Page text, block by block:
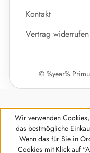
Kontakt
Vertrag widerrufen
© %year%
Wir verwenden
das bestmögliche
Wenn das für Sie in
Cookies mit Klick auf